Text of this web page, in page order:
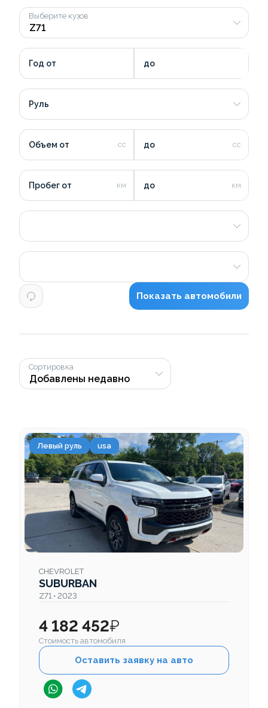
Выберите кузов
Год от до
Руль
Объем от до
Пробег от до
Показать автомобили
Сортировка
Левый руль usa
CHEVROLET
SUBURBAN
Z71 • 2023
4 182 452₽
Стоимость автомобиля
Оставить заявку на авто